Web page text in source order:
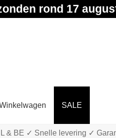
rond 17
SALE
& BE ✓ Snelle levering ✓